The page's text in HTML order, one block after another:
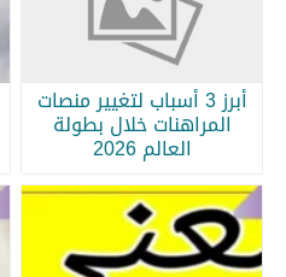
أبرز 3 أسباب لتغيير منصات
المراهنات خلال بطولة
العالم 2026